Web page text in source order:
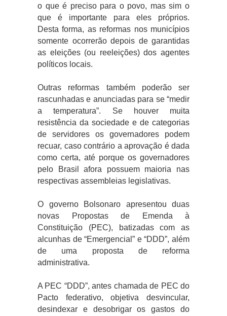
o que é preciso para o povo, mas sim o
que é importante para eles próprios.
Desta forma, as reformas nos municípios
somente ocorrerão depois de garantidas
as eleições (ou reeleições) dos agentes
políticos locais.
Outras reformas também poderão ser
rascunhadas e anunciadas para se “medir
a temperatura”. Se houver muita
resistência da sociedade e de categorias
de servidores os governadores podem
recuar, caso contrário a aprovação é dada
como certa, até porque os governadores
pelo Brasil afora possuem maioria nas
respectivas assembleias legislativas.
O governo Bolsonaro apresentou duas
novas Propostas de Emenda à
Constituição (PEC), batizadas com as
alcunhas de “Emergencial” e “DDD”, além
de uma proposta de reforma
administrativa.
A PEC “DDD”, antes chamada de PEC do
Pacto federativo, objetiva desvincular,
desindexar e desobrigar os gastos do